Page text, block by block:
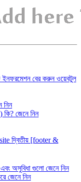
ইনফরমেশন বের করুন ওয়েবটুল
নিন
জেনে নিন
দ্বিতীয় [footer &
অসুবিধা গুলো জেনে নিন
জেনে নিন